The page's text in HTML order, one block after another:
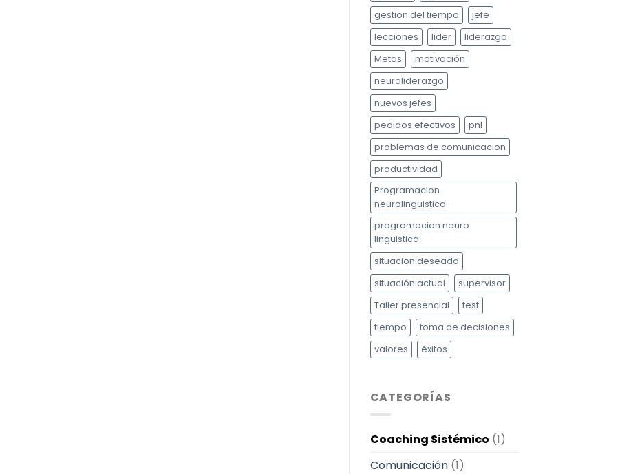
gestion del tiempo
jefe
lecciones
lider
liderazgo
Metas
motivación
neuroliderazgo
nuevos jefes
pedidos efectivos
pnl
problemas de comunicacion
productividad
Programacion
neurolinguistica
programacion neuro
linguistica
situacion deseada
situación actual
supervisor
Taller presencial
test
tiempo
toma de decisiones
valores
éxitos
CATEGORÍAS
Coaching Sistémico (1)
Comunicación(1)